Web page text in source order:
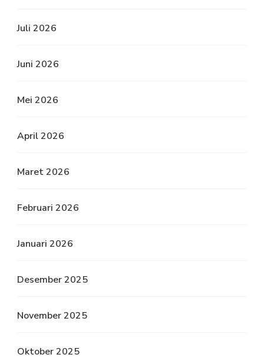
Juli 2026
Juni 2026
Mei 2026
April 2026
Maret 2026
Februari 2026
Januari 2026
Desember 2025
November 2025
Oktober 2025